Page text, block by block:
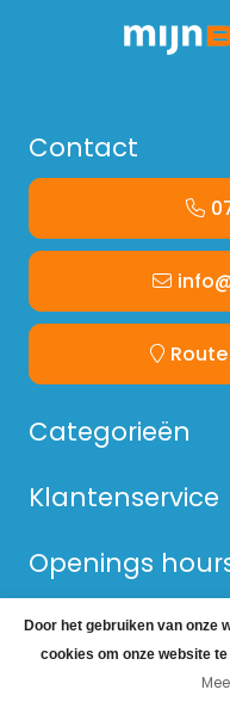
Contact
Categorieën
Klantenservice
Openings
© Copyright 2026
maken
Door het gebruiken van onze
cookies om onze website